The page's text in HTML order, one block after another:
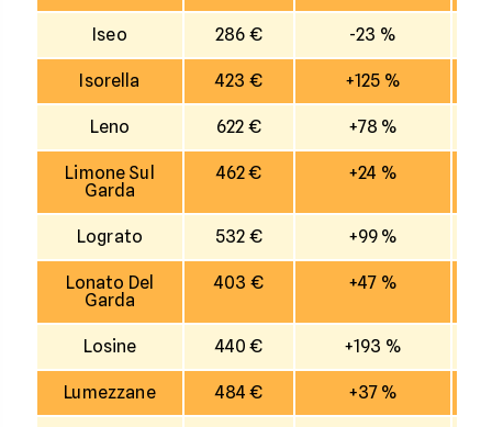
Iseo 286 € -23 %
Isorella 423 € +125 %
Leno 622 € +78 %
Limone Sul
Garda
462 € +24 %
Lograto 532 € +99 %
Lonato Del
Garda
403 € +47 %
Losine 440 € +193 %
Lumezzane 484 € +37 %